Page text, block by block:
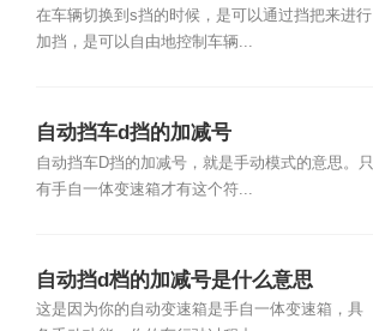
在车辆切换到s挡的时候，是可以通过挡把来进行
加挡，是可以自由地控制车辆...
自动挡车d挡的加减号
自动挡车D挡的加减号，就是手动模式的意思。只
有手自一体变速箱才有这个符...
自动挡d档的加减号是什么意思
这是因为你的自动变速箱是手自一体变速箱，具